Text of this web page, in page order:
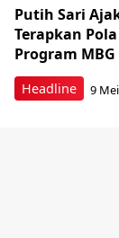
Headline
Putih Sari
Terapkan
Program MBG
9